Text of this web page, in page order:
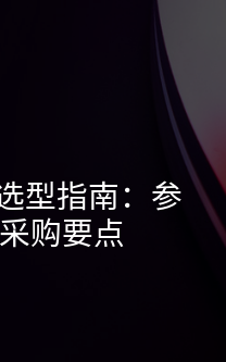
型指南：参
购要点